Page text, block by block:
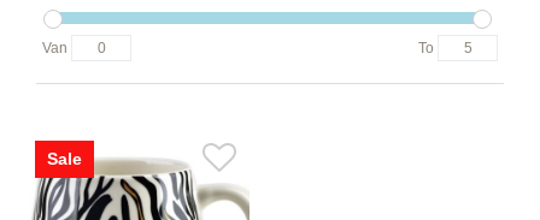
Van To
Sale